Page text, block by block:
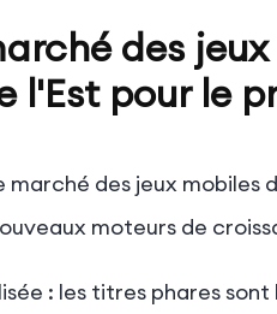
des
l'Est pour le
des jeux mobiles
moteurs de
: les titres phares